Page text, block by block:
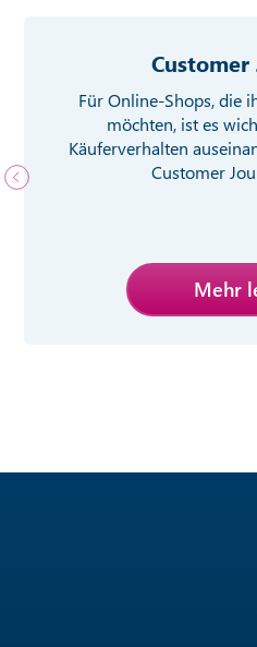
Customer
Für Online-Shops, die
möchten, ist es
Käuferverhalten
Customer
Mehr